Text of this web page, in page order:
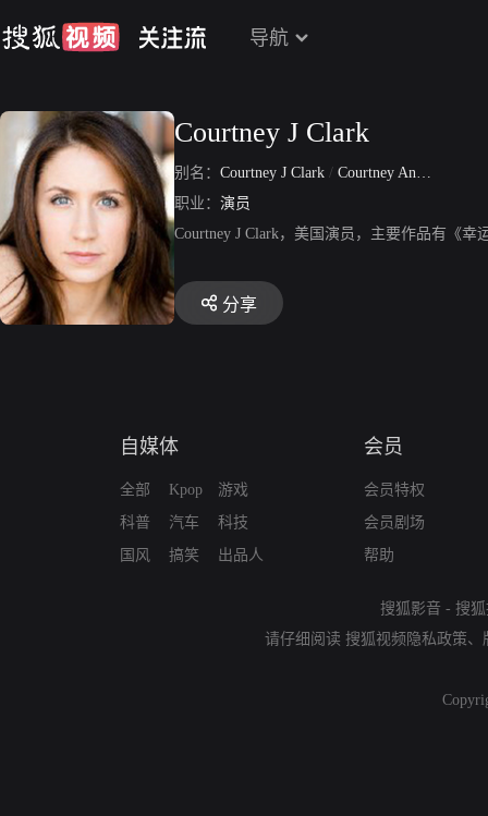
导航
Courtney J Clark
别名： Courtney J Clark / Courtney Andersen
职业： 演员
Courtney J Clark，美国演员，主要作品有《
分享
自媒体
全部
科普
国风
Kpop
汽车
搞笑
游戏
科技
出品人
会员
会员特权
会员剧场
帮助
搜狐影音 - 搜
请仔细阅读 搜狐视频隐私政策、